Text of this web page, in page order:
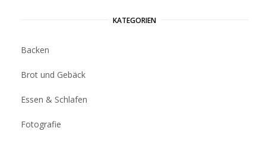
KATEGORIEN
Backen
Brot und Gebäck
Essen & Schlafen
Fotografie